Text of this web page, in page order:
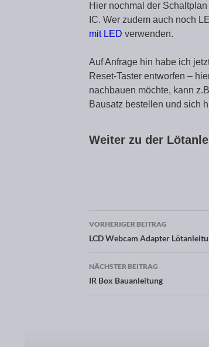
Hier nochmal der
IC. Wer zudem auch noch
mit LED verwenden.
Auf Anfrage hin habe ich
Reset-Taster entworfen –
nachbauen möchte, kann
Bausatz bestellen und sich
Weiter zu der
VORHERIGER BEITRAG
LCD Webcam Adapter
NÄCHSTER BEITRAG
IR Box Bauanleitung